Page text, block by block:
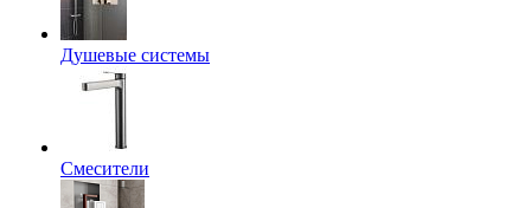
Душевые системы
Смесители